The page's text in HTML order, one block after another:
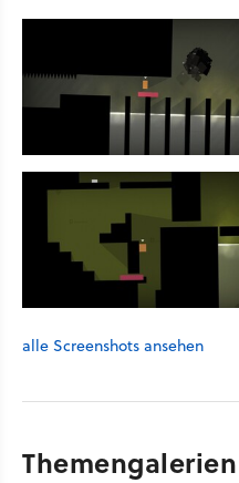
alle Screenshots ansehen
Themengalerien